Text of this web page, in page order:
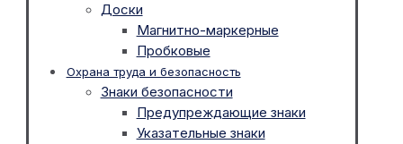
Доски
Магнитно-маркерные
Пробковые
Охрана труда и безопасность
Знаки безопасности
Предупреждающие знаки
Указательные знаки